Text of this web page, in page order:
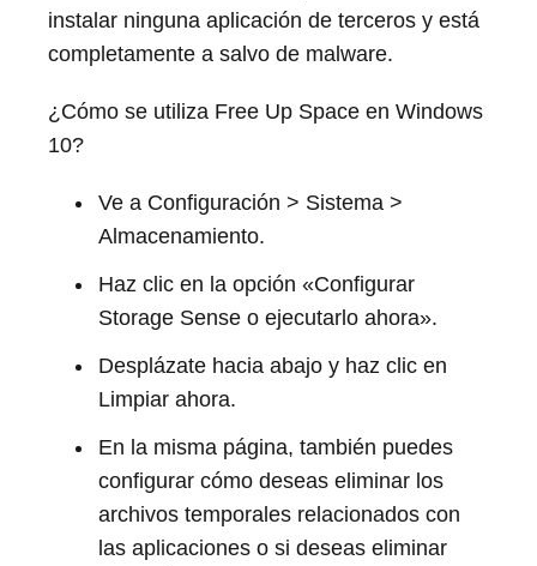
instalar ninguna aplicación de terceros y está
completamente a salvo de malware.
¿Cómo se utiliza Free Up Space en Windows
10?
Ve a Configuración > Sistema >
Almacenamiento.
Haz clic en la opción «Configurar
Storage Sense o ejecutarlo ahora».
Desplázate hacia abajo y haz clic en
Limpiar ahora.
En la misma página, también puedes
configurar cómo deseas eliminar los
archivos temporales relacionados con
las aplicaciones o si deseas eliminar